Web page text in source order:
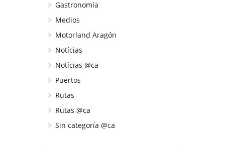
Gastronomía
Medios
Motorland Aragón
Notícias
Notícias @ca
Puertos
Rutas
Rutas @ca
Sin categoría @ca